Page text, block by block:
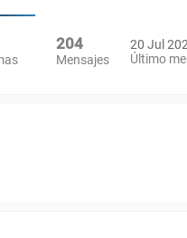
204
Mensajes
20 Jul
Último